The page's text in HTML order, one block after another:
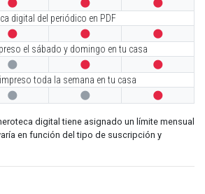
  
digital del periódico en PDF
  
el sábado y domingo en tu casa
  
toda la semana en tu casa
  
digital tiene asignado un límite mensual
en función del tipo de suscripción y